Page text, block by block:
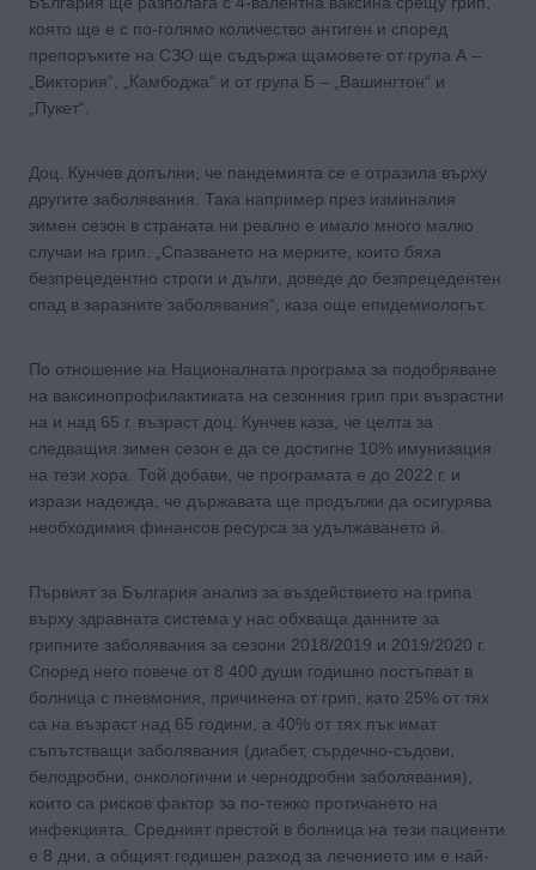
която ще е с по-голямо количество антиген и според
препоръките на СЗО ще съдържа щамовете от група А –
„Виктория“, „Камбоджа“ и от група Б – „Вашингтон“ и
„Пукет“.
Доц. Кунчев допълни, че пандемията се е отразила върху
другите заболявания. Така например през изминалия
зимен сезон в страната ни реално е имало много малко
случаи на грип. „Спазването на мерките, които бяха
безпрецедентно строги и дълги, доведе до безпрецедентен
спад в заразните заболявания“, каза още епидемиологът.
По отношение на Националната програма за подобряване
на ваксинопрофилактиката на сезонния грип при възрастни
на и над 65 г. възраст доц. Кунчев каза, че целта за
следващия зимен сезон е да се достигне 10% имунизация
на тези хора. Той добави, че програмата е до 2022 г. и
изрази надежда, че държавата ще продължи да осигурява
необходимия финансов ресурса за удължаването й.
Първият за България анализ за въздействието на грипа
върху здравната система у нас обхваща данните за
грипните заболявания за сезони 2018/2019 и 2019/2020 г.
Според него повече от 8 400 души годишно постъпват в
болница с пневмония, причинена от грип, като 25% от тях
са на възраст над 65 години, а 40% от тях пък имат
съпътстващи заболявания (диабет, сърдечно-съдови,
белодробни, онкологични и чернодробни заболявания),
които са рисков фактор за по-тежко протичането на
инфекцията. Средният престой в болница на тези пациенти
е 8 дни, а общият годишен разход за лечението им е най-